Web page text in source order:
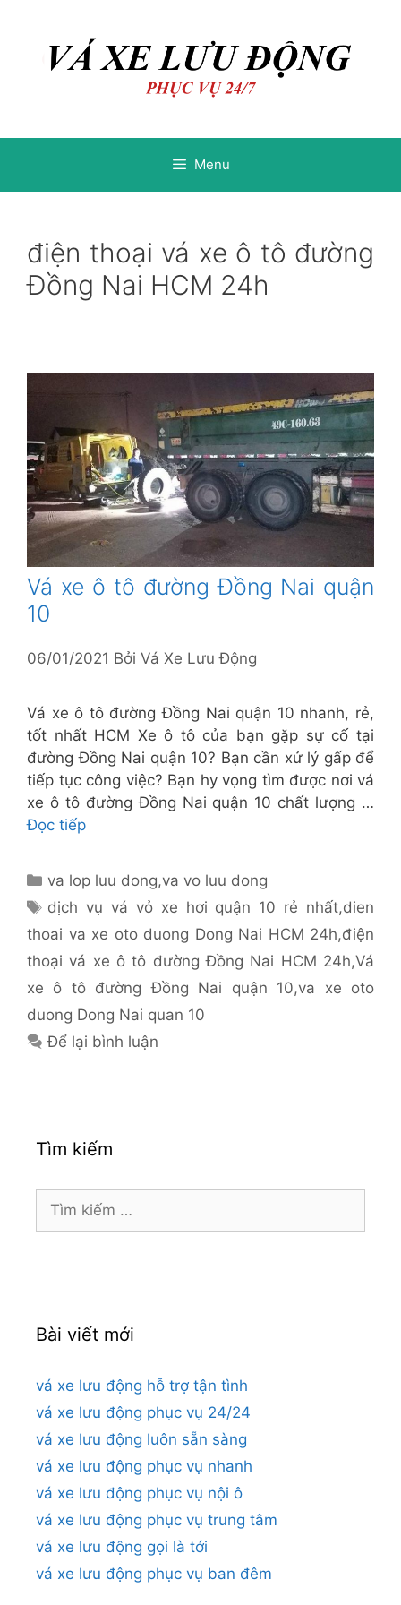
Menu
điện thoại vá xe ô tô đường
Đồng Nai HCM 24h
Vá xe ô tô đường Đồng Nai quận
10
06/01/2021 Bởi Vá Xe Lưu Động
Vá xe ô tô đường Đồng Nai quận 10 nhanh, rẻ,
tốt nhất HCM Xe ô tô của bạn gặp sự cố tại
đường Đồng Nai quận 10? Bạn cần xử lý gấp để
tiếp tục công việc? Bạn hy vọng tìm được nơi vá
xe ô tô đường Đồng Nai quận 10 chất lượng …
Đọc tiếp
Danh
mục
va lop luu dong,va vo luu dong
Thẻ
dịch vụ vá vỏ xe hơi quận 10 rẻ nhất,dien
thoai va xe oto duong Dong Nai HCM 24h,điện
thoại vá xe ô tô đường Đồng Nai HCM 24h,Vá
xe ô tô đường Đồng Nai quận 10,va xe oto
duong Dong Nai quan 10
Để lại bình luận
Tìm kiếm
Tìm
Bài viết mới
vá xe lưu động hỗ trợ tận tình
vá xe lưu động phục vụ 24/24
vá xe lưu động luôn sẵn sàng
vá xe lưu động phục vụ nhanh
vá xe lưu động phục vụ nội ô
vá xe lưu động phục vụ trung tâm
vá xe lưu động gọi là tới
vá xe lưu động phục vụ ban đêm